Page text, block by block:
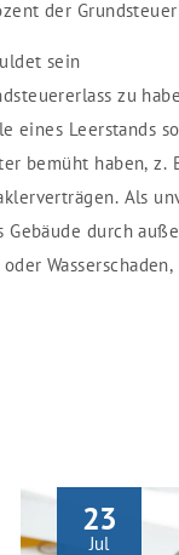
der
sein
zu
eines Leerstands
bemüht haben, z.
Als
Gebäude durch
23
Jul